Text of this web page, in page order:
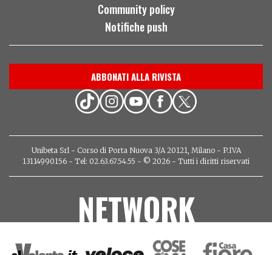
Community policy
Notifiche push
ABBONATI ALLA RIVISTA
Unibeta Srl - Corso di Porta Nuova 3/A 20121, Milano - P.IVA
13114990156 - Tel: 02.63.67.54.55 - © 2026 - Tutti i diritti riservati
NETWORK